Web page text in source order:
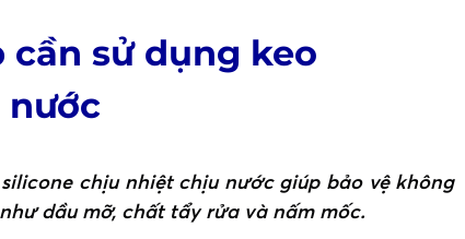
sử dụng keo
chịu nhiệt chịu nước giúp bảo vệ không
dầu mỡ, chất tẩy rửa và nấm mốc.